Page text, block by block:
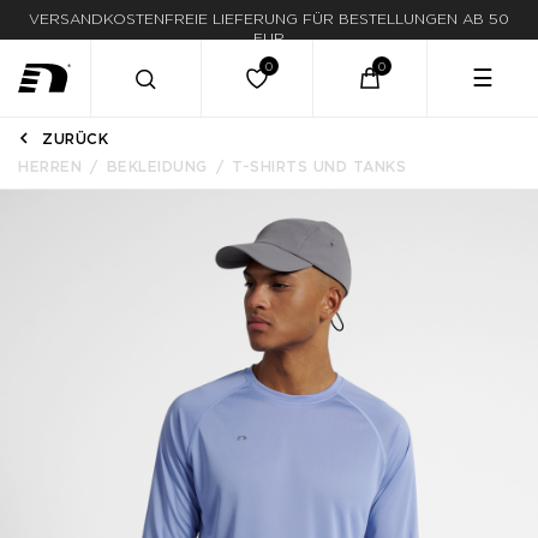
LIEFERUNG IN 1-3 WERKTAGEN
☰
ZURÜCK
HERREN
BEKLEIDUNG T-SHIRTS UND TANKS